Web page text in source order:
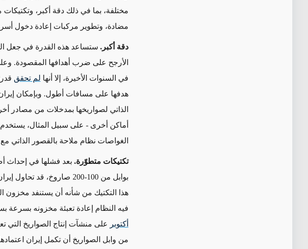
مختلفة، بما في ذلك دقة أكبر،
مضادة، وتطوير مركبات إعادة دخول
دقة أكبر. ستساعد هذه القدرة في جعل
الأرجح على ضرب أهدافها المقصودة.
في السنوات الأخيرة، إلا أنها لم تحقق
هدفها على مسافات أطول. وبإمكان
الذاتي لصواريخها بمدخلات من مصادر
أماكن أخرى - على سبيل المثال، يستخدم
الغواصات نظام ملاحة بالقصور الذاتي
تكتيكات متطوّرة. بعد فشلها في إحداث
بوابل من 100-200 صاروخ،
هذا التكتيك من شأنه أن يستنفد
فيه النظام إعادة تعبئة مخزونه بسرعة
أكتوبر
على منشآت إنتاج الصواريخ التي
من وابل الصواريخ أن تكمل إيران